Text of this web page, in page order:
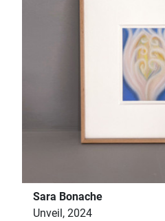
Sara Bonache
Unveil, 2024